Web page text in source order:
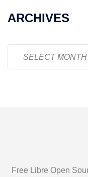
ARCHIVES
Free Libre Open